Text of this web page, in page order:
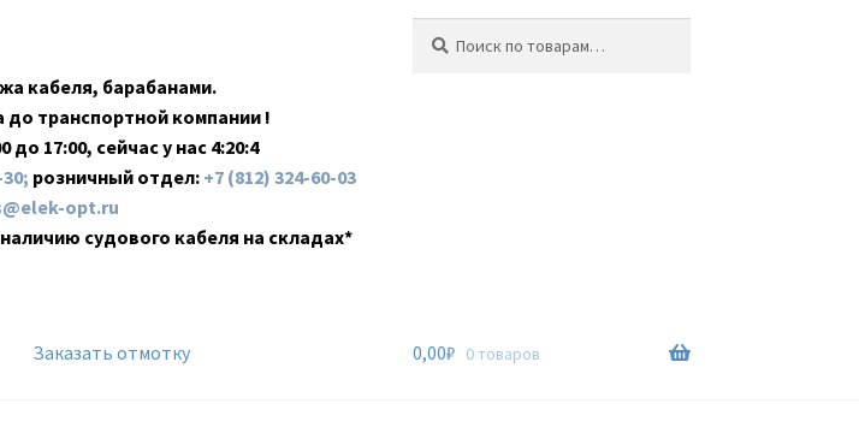
кабеля, барабанами.
до транспортной компании !
до 17:00, сейчас у нас 4:20:5
розничный отдел: +7 (812) 324-60-03
opt.ru
судового кабеля на складах*
Заказать отмотку 0,00₽ 0 товаров